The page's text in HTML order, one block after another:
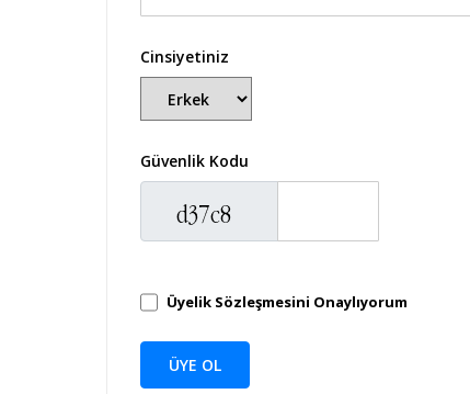
Cinsiyetiniz
Güvenlik Kodu
Üyelik Sözleşmesini Onaylıyorum
ÜYE OL